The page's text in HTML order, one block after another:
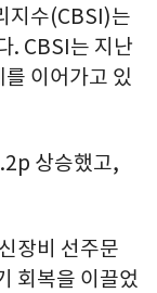
지수(CBSI)는
. CBSI는 지난
이어가고 있
상승했고,
장비 선주문
회복을 이끌었